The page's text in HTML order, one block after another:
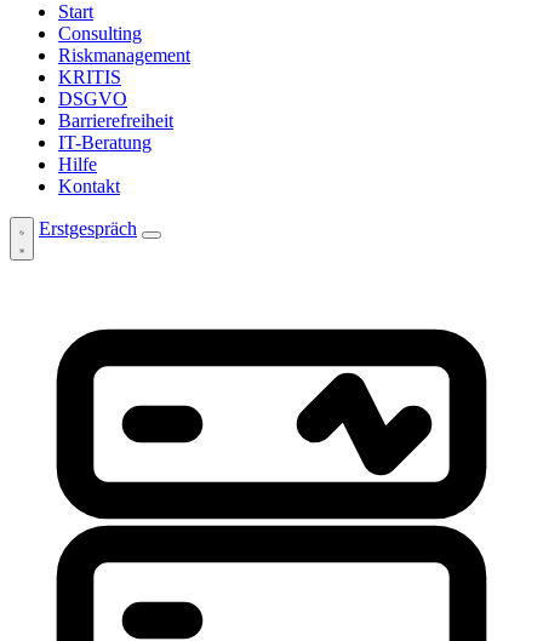
Start
Consulting
Riskmanagement
KRITIS
DSGVO
Barrierefreiheit
IT-Beratung
Hilfe
Kontakt
Erstgespräch